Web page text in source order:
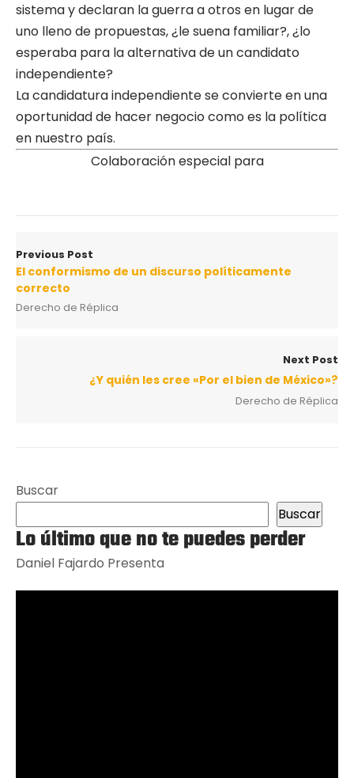
sistema y declaran la guerra a otros en lugar de
uno lleno de propuestas, ¿le suena familiar?, ¿lo
esperaba para la alternativa de un candidato
independiente?
La candidatura independiente se convierte en una
oportunidad de hacer negocio como es la política
en nuestro país.
Colaboración especial para
Previous Post
El conformismo de un discurso políticamente
correcto
Derecho de Réplica
Next Post
¿Y quién les cree «Por el bien de México»?
Derecho de Réplica
Buscar
Buscar
Lo último que no te puedes perder
Daniel Fajardo Presenta